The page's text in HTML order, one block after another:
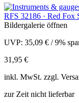
Bildergalerie öffnen
UVP: 35,09 € /9%
31,95 €
inkl. MwSt. zzgl.
zur Zeit nicht lieferbar